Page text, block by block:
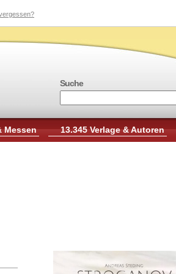
Suche
Messen 13.345 Verlage & Autoren